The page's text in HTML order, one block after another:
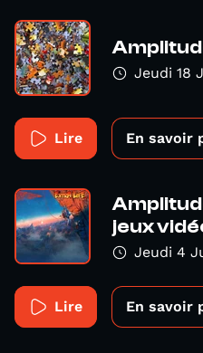
Jeudi 18
Lire En savoir
jeux
Jeudi 4
Lire En savoir